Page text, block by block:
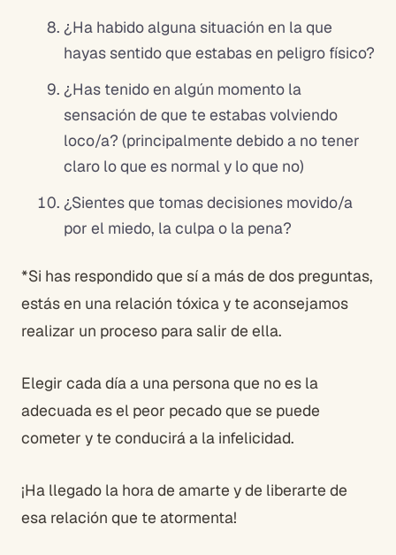
¿Ha habido alguna situación en la que
hayas sentido que estabas en peligro físico?
¿Has tenido en algún momento la
sensación de que te estabas volviendo
loco/a? (principalmente debido a no tener
claro lo que es normal y lo que no)
¿Sientes que tomas decisiones movido/a
por el miedo, la culpa o la pena?
*Si has respondido que sí a más de dos preguntas,
estás en una relación tóxica y te aconsejamos
realizar un proceso para salir de ella.
Elegir cada día a una persona que no es la
adecuada es el peor pecado que se puede
cometer y te conducirá a la infelicidad.
¡Ha llegado la hora de amarte y de liberarte de
esa relación que te atormenta!